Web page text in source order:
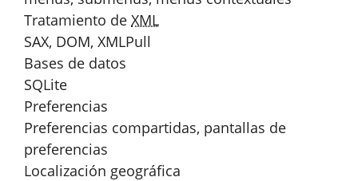
Tratamiento de XML
SAX, DOM, XMLPull
Bases de datos
SQLite
Preferencias
Preferencias compartidas, pantallas de
preferencias
Localización geográfica